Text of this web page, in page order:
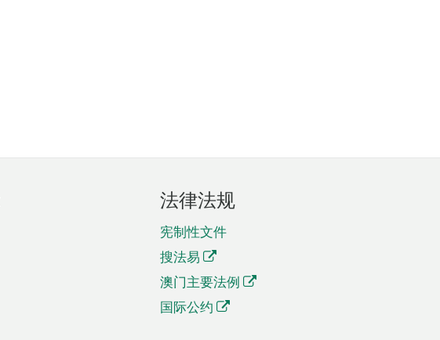
法律法规
宪制性文件
搜法易
澳门主要法例
国际公约